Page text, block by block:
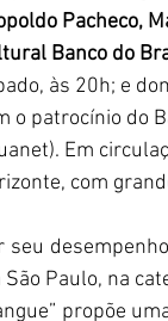
Pacheco,
Banco do
às 20h; e
o patrocínio do
Em
com
seu
São Paulo, na
propõe